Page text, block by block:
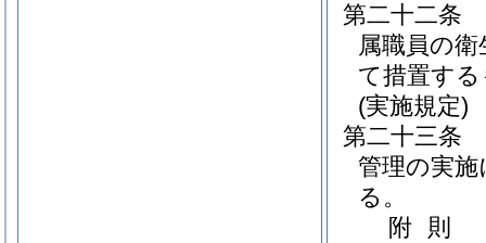
第二十二条
属職員の
て措置す
(実施規定)
第二十三条
管理の実
る。
附 則